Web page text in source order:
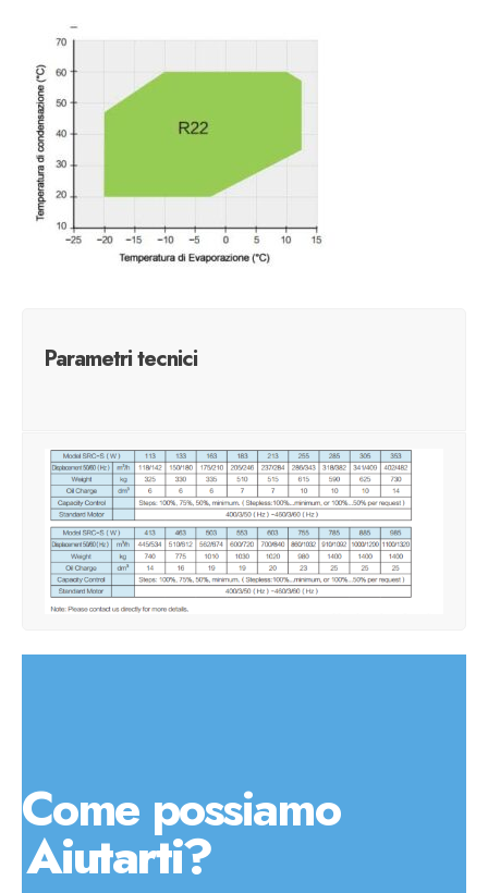
Parametri tecnici
Come possiamo
Aiutarti?